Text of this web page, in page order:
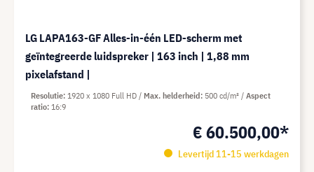
LG LAPA163-GF Alles-in-één LED-scherm met
geïntegreerde luidspreker | 163 inch | 1,88 mm
pixelafstand |
€ 60.500,00*
Levertijd 11-15 werkdagen
Resolutie 1920 x 1080 Full HD Max. helderheid 500 cd/m²
Aspect
ratio 16:9